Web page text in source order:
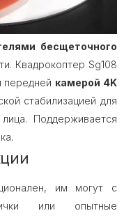
бесщеточного
Квадрокоптер Sg108
передней камерой 4K
стабилизацией для
Поддерживается
им могут с
или опытные